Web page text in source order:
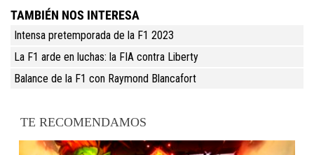
TAMBIÉN NOS INTERESA
Intensa pretemporada de la F1 2023
La F1 arde en luchas: la FIA contra Liberty
Balance de la F1 con Raymond Blancafort
TE RECOMENDAMOS